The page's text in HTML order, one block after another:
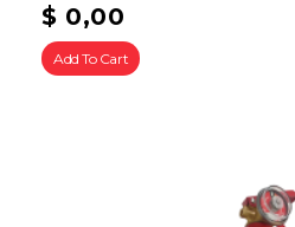
$ 0,00
Add To Cart